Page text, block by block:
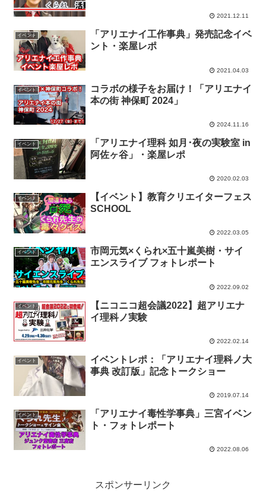
2021.12.11
イベント
「アリエナイ工作事典」発売記念イベ
ント・楽屋レポ
2021.04.03
イベント
コラボの様子をお届け！「アリエナイ
本の街 神保町 2024」
2024.11.16
イベント
「アリエナイ理科 如月･夜の実験室 in
阿佐ヶ谷」・楽屋レポ
2020.02.03
イベント
【イベント】教育クリエイターフェス
SCHOOL
2022.03.05
イベント
市岡元気×くられ×五十嵐美樹・サイ
エンスライブ フォトレポート
2022.09.02
イベント
【ニコニコ超会議2022】超アリエナ
イ理科ノ実験
2022.02.14
イベント
イベントレポ：「アリエナイ理科ノ大
事典 改訂版」記念トークショー
2019.07.14
イベント
「アリエナイ毒性学事典」三宮イベン
ト・フォトレポート
2022.08.06
スポンサーリンク